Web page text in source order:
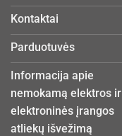
Kontaktai
Parduotuvės
Informacija apie
nemokamą elektros ir
elektroninės įrangos
atliekų išvežimą